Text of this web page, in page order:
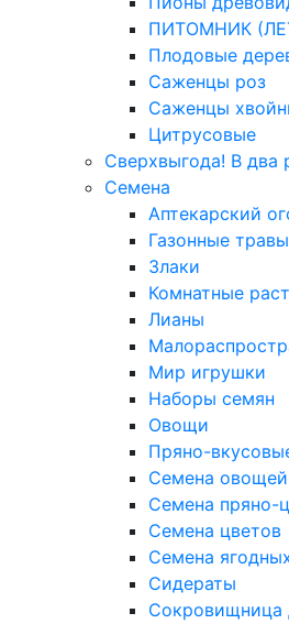
ПИТОМНИК
Плодовые
Саженцы роз
Саженцы
Цитрусовые
Сверхвыгода! В два
Семена
Аптекарский
Газонные травы
Злаки
Комнатные
Лианы
Мир игрушки
Наборы семян
Овощи
Пряно-
Семена овощей
Семена пряно-
Семена цветов
Семена
Сидераты
Сокровищница